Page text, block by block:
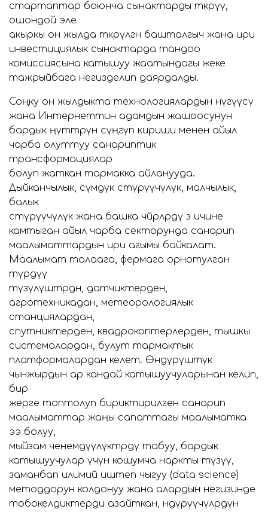
стартаптар боюнча сынактарды өткөрүү,
ошондой эле
акыркы он жылда өткөрүлгөн башталгыч жана ири
инвестициялык сынактарда тандоо
комиссиясына катышуу жаатындагы жеке
тажрыйбага негизделип даярдалды.
Соңку он жылдыкта технологиялардын өнүгүүсү
жана Интернеттин адамдын жашоосунун
бардык өңүттөрүнө сүңгүп кириши менен айыл
чарба олуттуу санариптик
трансформациялар
болуп жаткан тармакка айланууда.
Дыйканчылык, өсүмдүк өстүрүүчүлүк, малчылык,
балык
өстүрүүчүлүк жана башка чөйрөлөрдү өз ичине
камтыган айыл чарба секторунда санарип
маалыматтардын ири агымы байкалат.
Маалымат талаага, фермага орнотулган
түрдүү
түзүлүштөрдөн, датчиктерден,
агротехникадан, метеорологиялык
станциялардан,
спутниктерден, квадрокоптерлерден, тышкы
системалардан, булут тармактык
платформалардан келет. Өндүрүштүк
чынжырдын ар кандай катышуучуларынан келип,
бир
жерге топтолуп бириктирилген санарип
маалыматтар жаңы сапаттагы маалыматка
ээ болуу,
мыйзам ченемдүүлүктөрдү табуу, бардык
катышуучулар үчүн кошумча наркты түзүү,
заманбап илимий иштеп чыгуу (data science)
методдорун колдонуу жана алардын негизинде
тобокелдиктерди азайткан, өндүрүүчүлөрдүн